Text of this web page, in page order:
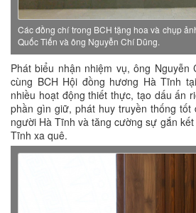
Các đồng chí trong BCH tặng hoa và chụp
Quốc Tiến và ông Nguyễn Chí Dũng.
Phát biểu nhận nhiệm vụ, ông Nguyễn
cùng BCH Hội đồng hương Hà Tĩnh
nhiều hoạt động thiết thực, tạo dấu ấn
phần gìn giữ, phát huy truyền thống tốt
người Hà Tĩnh và tăng cường sự gắn
Tĩnh xa quê.